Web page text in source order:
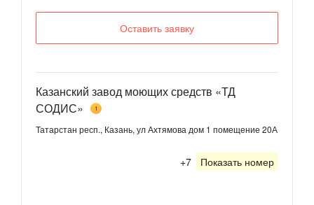
Оставить заявку
Казанский завод моющих средств «ТД
СОДИС»
1
Татарстан респ., Казань, ул Ахтямова дом 1 помещение 20А
+7 Показать номер